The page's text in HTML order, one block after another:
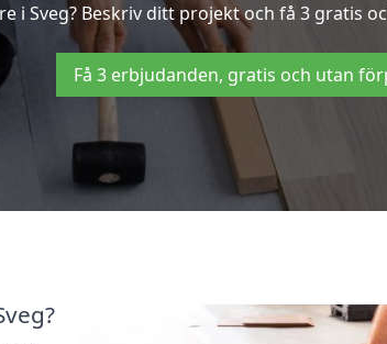
i Sveg? Beskriv ditt projekt och få 3 gratis
Få 3 erbjudanden, gratis och utan